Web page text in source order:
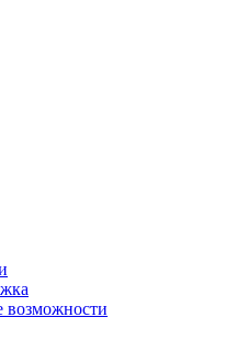
возможности